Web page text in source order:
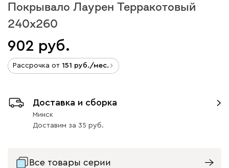
Покрывало Лаурен Терракотовый
240x260
902
Рассрочка от 151 /мес.
Доставка и сборка
Минск
Доставим за 35
Все товары серии